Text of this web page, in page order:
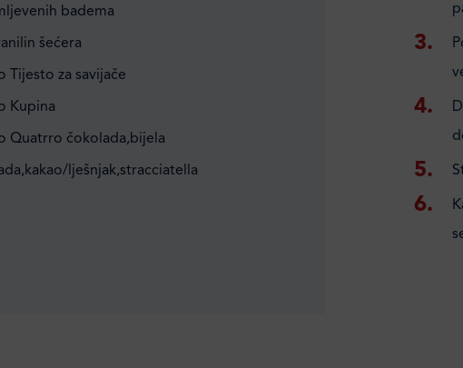
badema
šećera
Tijesto za savijače
Kupina
Quatrro čokolada,bijela
lješnjak,stracciatella